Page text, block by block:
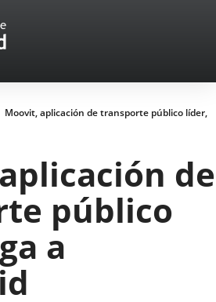
Moovit, aplicación de transporte público líder,
de
público
a